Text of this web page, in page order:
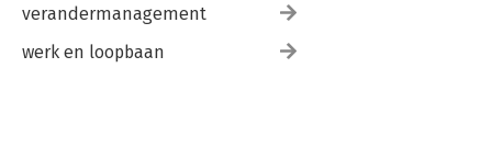
verandermanagement
werk en loopbaan